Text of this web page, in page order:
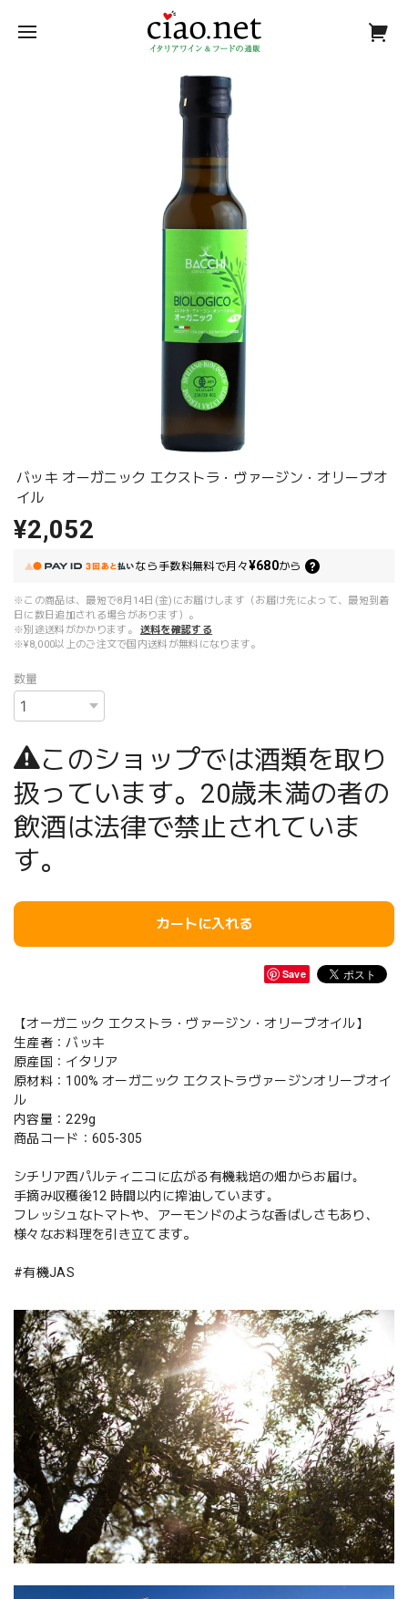
バッキ オーガニック エクストラ・ヴァージン・オリーブオ
イル
¥2,052
なら 手数料無料で月々¥680から
※この商品は、最短で8月14日(金)にお届けします（お届け先によって、最短到着
日に数日追加される場合があります）。
※別途送料がかかります。
送料を確認する
※¥8,000以上のご注文で国内送料が無料になります。
数量
このショップでは酒類を取り
扱っています。20歳未満の者の
飲酒は法律で禁止されていま
す。
カートに入れる
Save
【オーガニック エクストラ・ヴァージン・オリーブオイル】
生産者：バッキ
原産国：イタリア
原材料：100% オーガニック エクストラヴァージンオリーブオイ
ル
内容量：229g
商品コード：605-305
シチリア西パルティニコに広がる有機栽培の畑からお届け｡
手摘み収穫後12 時間以内に搾油しています｡
フレッシュなトマトや、アーモンドのような香ばしさもあり､
様々なお料理を引き立てます。
#有機JAS